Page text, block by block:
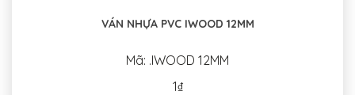
VÁN NHỰA PVC IWOOD 12MM
Mã: .IWOOD 12MM
1₫